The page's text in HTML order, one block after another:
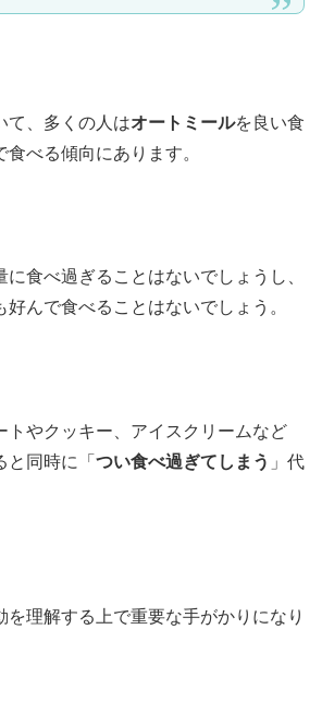
て、多くの人はオートミールを良い食
べる傾向にあります。
に食べ過ぎることはないでしょうし、
好んで食べることはないでしょう。
トやクッキー、アイスクリームなど
と同時に「 つい食べ過ぎてしまう 」代
を理解する上で重要な手がかりになり